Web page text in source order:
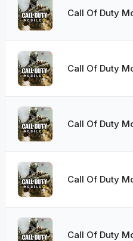
Call Of Duty
Call Of Duty
Call Of Duty
Call Of Duty
Call Of Duty